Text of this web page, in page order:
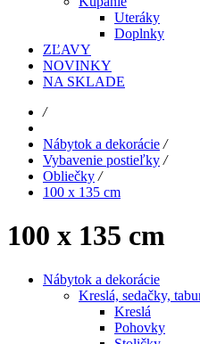
Uteráky
Doplnky
ZĽAVY
NOVINKY
NA SKLADE
/
Nábytok a dekorácie /
Vybavenie postieľky /
Obliečky /
100 x 135 cm
100 x 135 cm
Nábytok a dekorácie
Kreslá, sedačky,
Kreslá
Pohovky